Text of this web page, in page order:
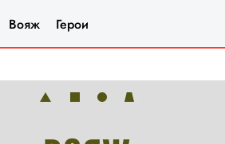
Вояж Герои